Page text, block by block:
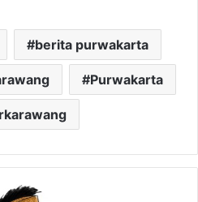
berita purwakarta
Purwakarta